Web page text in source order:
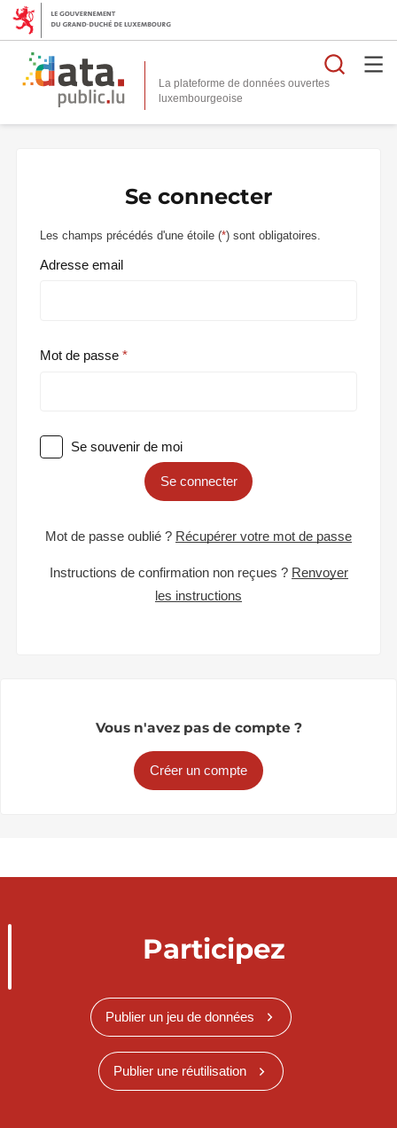
La plateforme de données ouvertes
Se connecter
Les champs précédés d'une étoile (*) sont obligatoires.
Adresse email
Mot de passe
Se souvenir de moi
Se connecter
Mot de passe oublié ? Récupérer votre mot de passe
Instructions de confirmation non reçues ? Renvoyer
les instructions
Vous n'avez pas de compte ?
Créer un compte
Participez
Publier un jeu de données
Publier une réutilisation